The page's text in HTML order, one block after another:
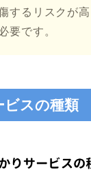
するリスクが
要です。
ビスの種類